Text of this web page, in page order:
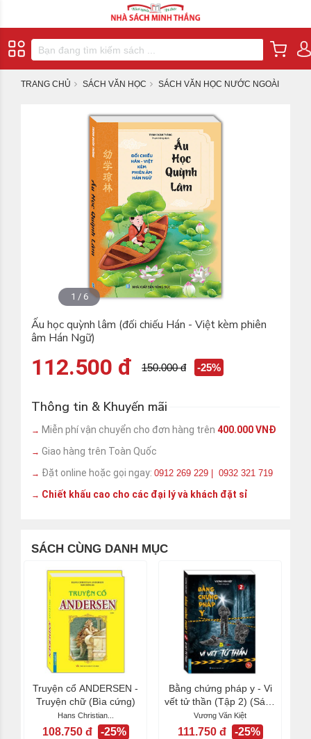
TRANG CHỦ SÁCH VĂN HỌC SÁCH VĂN HỌC NƯỚC NGOÀI
1 / 6
Ấu học quỳnh lâm (đối chiếu Hán - Việt kèm phiên
âm Hán Ngữ)
112.500 đ 150.000 đ -25%
Thông tin & Khuyến mãi
→ Miễn phí vận chuyển cho đơn hàng trên 400.000 VNĐ
→ Giao hàng trên Toàn Quốc
→ Đặt online hoặc gọi ngay: 0912 269 229 | 0932 321 719
→ Chiết khấu cao cho các đại lý và khách đặt sỉ
SÁCH CÙNG DANH MỤC
Truyện cổ ANDERSEN -
Truyện chữ (Bìa cứng)
Hans Christian...
108.750 đ -25%
Bằng chứng pháp y - Vi
vết tử thần (Tập 2) (Sách
bản quyền)
Vương Văn Kiệt
111.750 đ -25%